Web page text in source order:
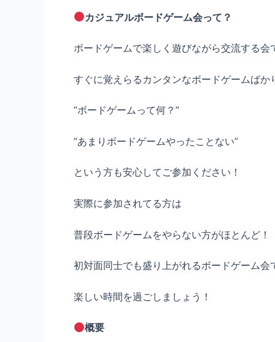
カジュアルボードゲーム会って？
ボードゲームで楽しく遊びながら交流する会
すぐに覚えらるカンタンなボードゲームばか
”ボードゲームって何？”
”あまりボードゲームやったことない”
という方も安心してご参加ください！
実際に参加されてる方は
普段ボードゲームをやらない方がほとんど！
初対面同士でも盛り上がれるボードゲーム会
楽しい時間を過ごしましょう！
概要